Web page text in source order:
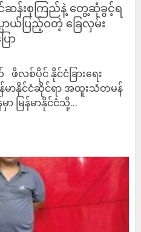
ာင်ဆန်းစုကြည်နဲ့ တွေ့ဆုံခွင့်ရ
ပြည့်ဝတဲ့ ခြေလှမ်း
ာ
လစ်ပိုင် နိုင်ငံခြားရေး
န်မာနိုင်ငံဆိုင်ရာ အထူးသံတမန်
မြန်မာနိုင်ငံသို့...